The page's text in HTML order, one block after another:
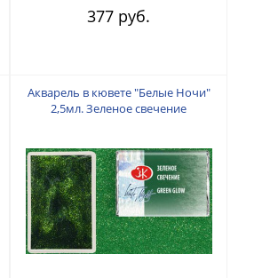
377 руб.
Акварель в кювете "Белые Ночи"
2,5мл. Зеленое свечение